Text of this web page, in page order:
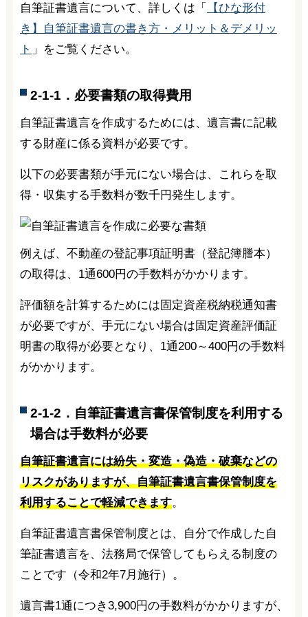
自筆証書遺言について、詳しくは「
【ひな形付
き】自筆証書遺言の書き方・メリット＆デメリッ
ト 」をご覧ください。
2-1-1．必要書類の取得費用
自筆証書遺言を作成するためには、遺言書に記載
する財産に係る資料が必要です。
以下の必要書類が手元にない場合は、これらを取
得・収集する手数料が数千円発生します。
例えば、不動産の登記事項証明書（登記簿謄本）
の取得は、1通600円の手数料がかかります。
評価額を計算するためには固定資産税納税通知書
が必要ですが、手元にない場合は固定資産評価証
明書の取得が必要となり、1通200～400円の手数料
がかかります。
2-1-2．自筆証書遺言書保管制度を利用する
場合は手数料が必要
自筆証書遺言には紛失・変造・偽造・破棄などの
リスクがありますが、自筆証書遺言書保管制度を
利用することで軽減できます。
自筆証書遺言書保管制度とは、自分で作成した自
筆証書遺言を、法務局で保管してもらえる制度の
ことです（令和2年7月施行）。
遺言書1通につき3,900円の手数料がかかりますが、